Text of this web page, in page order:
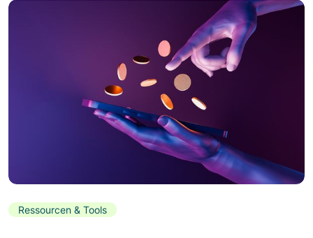
Ressourcen & Tools